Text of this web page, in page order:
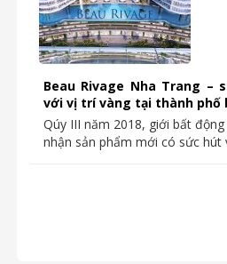
Beau Rivage Nha Trang –
với vị trí vàng tại thành phố
Qúy III năm 2018, giới bất
nhận sản phẩm mới có sức hút